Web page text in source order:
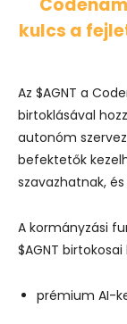
kulcs a
Az $AGNT a
birtoklásával
autonóm
befektetők
szavazhatnak,
A kormányzási
$AGNT
prémium AI-